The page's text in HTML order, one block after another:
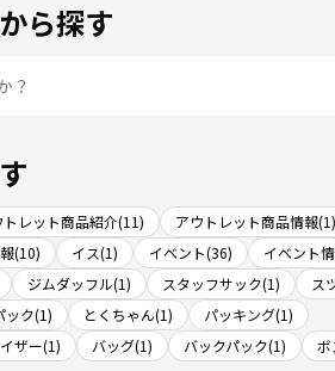
ら探す
トレット商品紹介(11)
アウトレット商品情報(1)
(10)
イス(1) イベント(36)
イベント
ジムダッフル(1) スタッフサック(1)
ス
ック(1) とくちゃん(1)
パッキング(1)
ザー(1)
バッグ(1) バックパック(1)
ボ